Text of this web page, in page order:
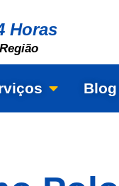
Horas
Blog